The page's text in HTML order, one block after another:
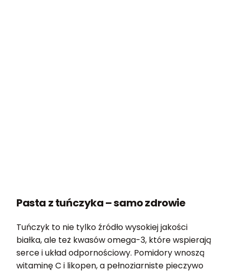
Pasta z tuńczyka – samo zdrowie
Tuńczyk to nie tylko źródło wysokiej jakości
białka, ale też kwasów omega-3, które wspierają
serce i układ odpornościowy. Pomidory wnoszą
witaminę C i likopen, a pełnoziarniste pieczywo